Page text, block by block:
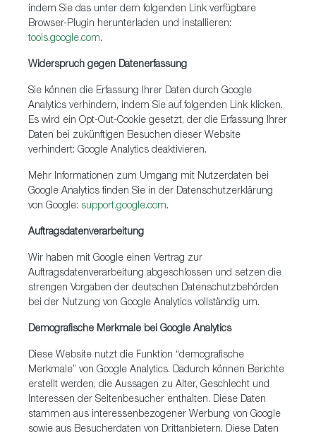
indem Sie das unter dem folgenden Link verfügbare
Browser-Plugin herunterladen und installieren:
tools.google.com.
Widerspruch gegen Datenerfassung
Sie können die Erfassung Ihrer Daten durch Google
Analytics verhindern, indem Sie auf folgenden Link klicken.
Es wird ein Opt-Out-Cookie gesetzt, der die Erfassung Ihrer
Daten bei zukünftigen Besuchen dieser Website
verhindert: Google Analytics deaktivieren.
Mehr Informationen zum Umgang mit Nutzerdaten bei
Google Analytics finden Sie in der Datenschutzerklärung
von Google: support.google.com.
Auftragsdatenverarbeitung
Wir haben mit Google einen Vertrag zur
Auftragsdatenverarbeitung abgeschlossen und setzen die
strengen Vorgaben der deutschen Datenschutzbehörden
bei der Nutzung von Google Analytics vollständig um.
Demografische Merkmale bei Google Analytics
Diese Website nutzt die Funktion “demografische
Merkmale” von Google Analytics. Dadurch können Berichte
erstellt werden, die Aussagen zu Alter, Geschlecht und
Interessen der Seitenbesucher enthalten. Diese Daten
stammen aus interessenbezogener Werbung von Google
sowie aus Besucherdaten von Drittanbietern. Diese Daten